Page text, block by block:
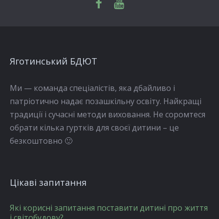
Яготинський БДЮТ
Ми — команда спеціалістів, яка дбайливо і
патріотично надає позашкільну освіту. Найкращі
традиції і сучасні методи виховання. Не соромтеся
обрати кілька гуртків для своєї дитини – це
безкоштовно 🙂
Цікаві запитання
Які корисні запитання поставити дитині про життя